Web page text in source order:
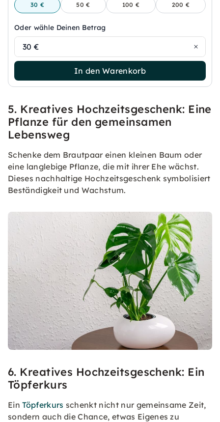
30 € 50 € 100 € 200 €
Oder wähle Deinen Betrag
30 €
In den Warenkorb
5. Kreatives Hochzeitsgeschenk: Eine
Pflanze für den gemeinsamen
Lebensweg
Schenke dem Brautpaar einen kleinen Baum oder
eine langlebige Pflanze, die mit ihrer Ehe wächst.
Dieses nachhaltige Hochzeitsgeschenk symbolisiert
Beständigkeit und Wachstum.
6. Kreatives Hochzeitsgeschenk: Ein
Töpferkurs
EinTöpferkurs schenkt nicht nur gemeinsame Zeit,
sondern auch die Chance, etwas Eigenes zu